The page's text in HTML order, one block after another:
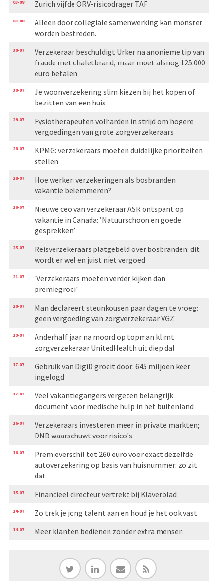
03-08 Zurich vijfde ORV-risicodrager TAF
03-08
Alleen door collegiale samenwerking kan monster
worden bestreden.
30-07
Verzekeraar beschuldigt Urker na anonieme tip van
fraude met chaletbrand, maar moet alsnog 125.000
euro betalen
30-07
Je woonverzekering slim kiezen bij het kopen of
bezitten van een huis
29-07
Fysiotherapeuten volharden in strijd om hogere
vergoedingen van grote zorgverzekeraars
28-07
KPMG: verzekeraars moeten duidelijke prioriteiten
stellen
28-07
Hoe werken verzekeringen als bosbranden
vakantie belemmeren?
26-07
Nieuwe ceo van verzekeraar ASR ontspant op
vakantie in Canada: ’Natuurschoon en goede
gesprekken’
25-07
Reisverzekeraars platgebeld over bosbranden: dit
wordt er wel en juist níet vergoed
21-07
'Verzekeraars moeten verder kijken dan
premiegroei'
20-07
Man declareert steunkousen paar dagen te vroeg:
geen vergoeding van zorgverzekeraar VGZ
19-07
Anderhalf jaar na moord op topman klimt
zorgverzekeraar UnitedHealth uit diep dal
17-07
Gebruik van DigiD groeit door: 645 miljoen keer
ingelogd
17-07
Veel vakantiegangers vergeten belangrijk
document voor medische hulp in het buitenland
16-07
Verzekeraars investeren meer in private markten;
DNB waarschuwt voor risico's
16-07
Premieverschil tot 260 euro voor exact dezelfde
autoverzekering op basis van huisnummer: zo zit
dat
15-07 Financieel directeur vertrekt bij Klaverblad
14-07 Zo trek je jong talent aan en houd je het ook vast
14-07 Meer klanten bedienen zonder extra mensen